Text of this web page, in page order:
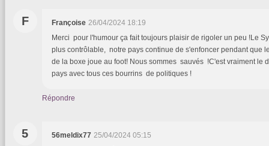
F Françoise 26/04/2024 18:19
Merci pour l'humour ça fait toujours plaisir de rigoler un peu !Le
plus contrôlable, notre pays continue de s'enfoncer pendant que
de la boxe joue au foot! Nous sommes sauvés !C'est vraiment le
pays avec tous ces bourrins de politiques !
Répondre
5 56meldix77 25/04/2024 05:15